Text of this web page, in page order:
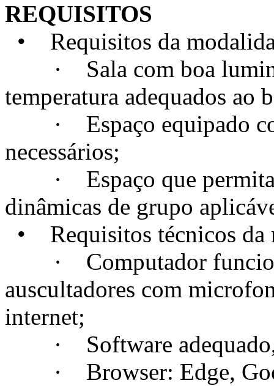
REQUISITOS
• Requisitos da
· Sala com boa
temperatura adequados ao
· Espaço equipado
necessários;
· Espaço que permita
dinâmicas de grupo
• Requisitos técnicos da
· Computador
auscultadores com
internet;
· Software adequado,
· Browser: Edge,